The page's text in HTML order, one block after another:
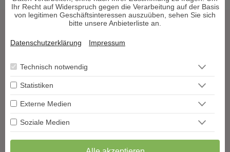
Hellsehen & Wahrsagen
Medium & Channeling
Liebe & Partnerschaft
Berater werden
Ihr Recht auf Widerspruch gegen die Verarbeitung auf der Basis
von legitimen Geschäftsinteressen auszuüben, sehen Sie sich
bitte unsere Anbieterliste an.
Datenschutzerklärung Impressum
Technisch notwendig
Statistiken
Externe Medien
Soziale Medien